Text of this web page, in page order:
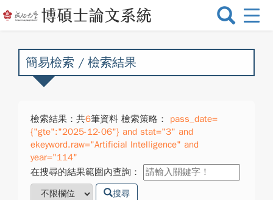
選
換
簡易檢索 / 檢索結果
檢索結果：共6筆資料 檢索策略：
pass_date=
{"gte":"2025-12-06"} and stat="3" and
ekeyword.raw="Artificial Intelligence" and
year="114"
在搜尋的結果範圍內查詢：
搜尋